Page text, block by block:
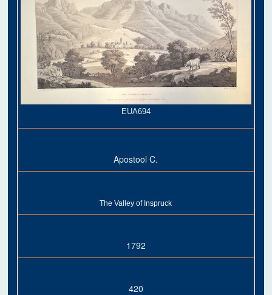
EUA694
Apostool C.
The Valley of Inspruck
1792
420